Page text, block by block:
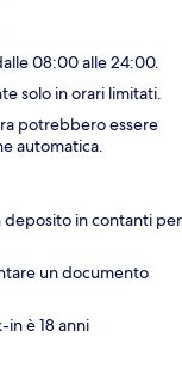
08:00 alle 24:00.
solo in orari limitati.
potrebbero essere
automatica.
deposito in contanti per
un documento
è 18 anni